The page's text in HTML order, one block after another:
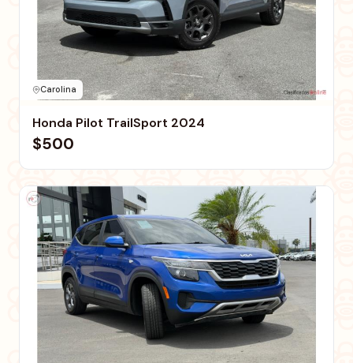
Carolina
Honda Pilot TrailSport 2024
$500